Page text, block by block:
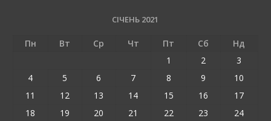
o
и
т
СІЧЕНЬ 2021
Пн Вт Ср Чт Пт Сб
Нд
1
2
3
4
5 6 7 8 9
10
11
12 13 14 15 16
17
18
19 20 21 22 23 24